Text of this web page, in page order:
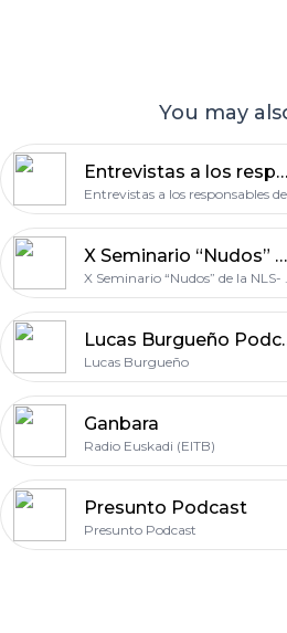
You may
Entrevistas a los responsables del Observatorio 1 de la FAPOL "La violencia y las mujeres en Latinoamérica"
X Seminario “Nudos” de la NLS- Polonia: “Los destinos de la transferencia en la cura psicoanalítica”. “Los destinos de las transferencias en el fin de la cura”.
Lucas
Lucas Burgueño
Ganbara
Radio Euskadi (EITB)
Presunto Podcast
Presunto Podcast